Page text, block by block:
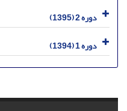
دوره 2 (1395)
دوره 1 (1394)